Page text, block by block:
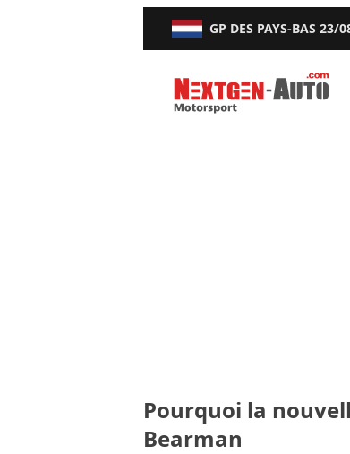
GP DES PAYS-BAS 23/
Nextgen-Auto.com
Pourquoi la
Bearman